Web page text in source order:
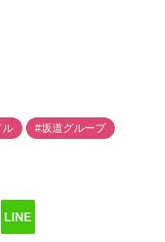
ル #坂道グループ